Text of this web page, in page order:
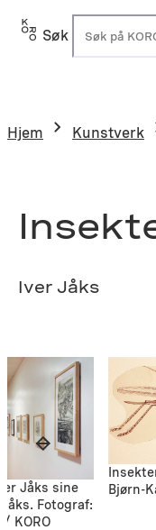
Hopp
Søk
Hjem Kunstverk
Iver Jåks
Jåks sine
Fotograf:
KORO
Bjørn-